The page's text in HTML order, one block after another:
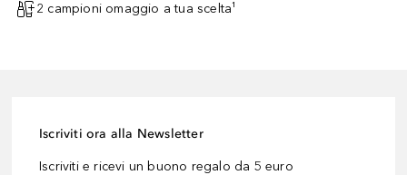
2 campioni omaggio a tua scelta¹
Iscriviti ora alla Newsletter
Iscriviti e ricevi un buono regalo da 5 euro